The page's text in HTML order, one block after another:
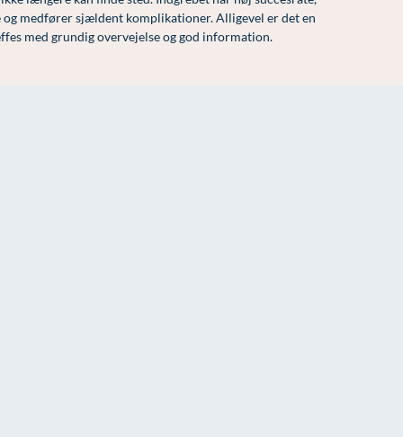
medfører sjældent komplikationer. Alligevel er det en
med grundig overvejelse og god information.